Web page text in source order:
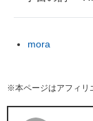
mora
※本ページはアフィリ